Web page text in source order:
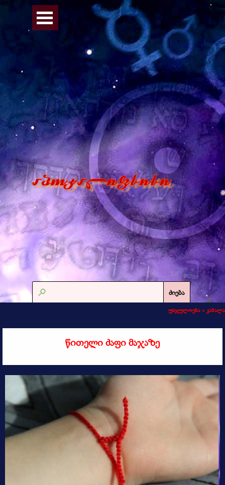
Перейти к контенту
Пропустить меню
ძიება
უსჯულოება > კაბალა
წითელი ძაფი მაჯაზე